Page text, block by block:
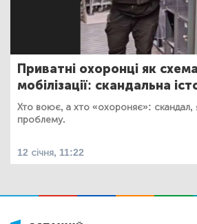
Приватні охоронці як
мобілізації: скандальна
Хто воює, а хто «охороняє»: скандал,
проблему.
12 січня, 11:22